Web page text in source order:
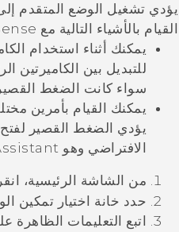
يؤدي تشغيل الوضع المتقدم
القيام بالأشياء التالية مع
يمكنك أثناء استخدام
للتبديل بين الكاميرتين
سواء كانت الضغط
يمكنك القيام بأمرين
يؤدي الضغط القصير
الافتراضي وهو
من الشاشة الرئيسية،
حدد خانة اختيار تمكين
اتبع التعليمات